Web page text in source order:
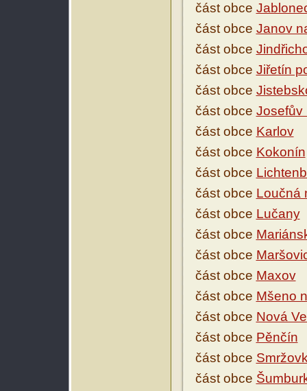
část obce
část obce Janov
část obce
část obce Jiřetín
část obce
část obce Josefův
část obce Karlov
část obce Kokonín
část obce
část obce Loučná
část obce Lučany
část obce
část obce
část obce Maxov
část obce Mšeno
část obce Nová
část obce Pěnčín
část obce
část obce